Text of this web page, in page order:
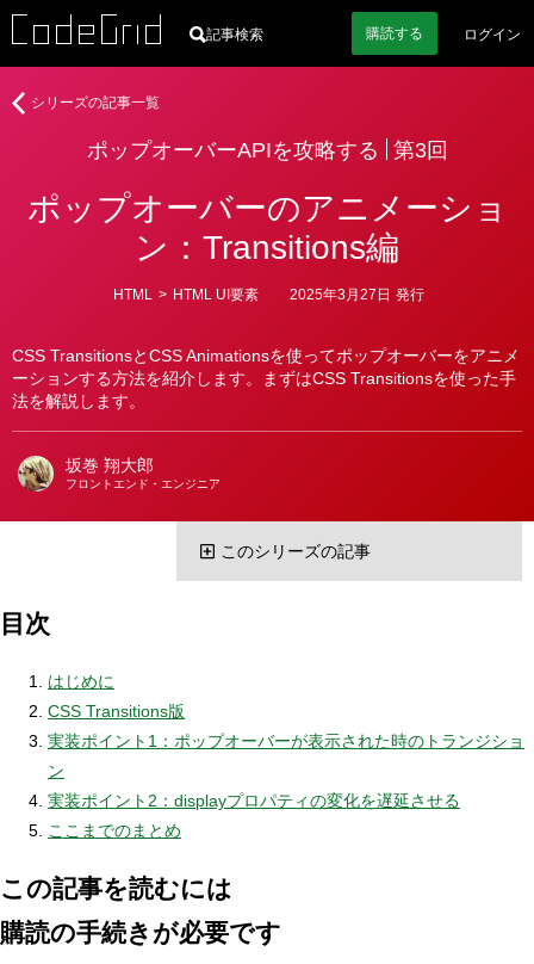
記事検索 購読する ログイン
ポップオーバーAPIを攻略する 第3回
ポップオーバーのアニメーショ
ン：Transitions編
CSS TransitionsとCSS Animationsを使ってポップオーバーをアニメ
ーションする方法を紹介します。まずはCSS Transitionsを使った手
法を解説します。
カ
ー
HTML > HTML UI要素 2025年3月27日 発行
者
坂巻 翔大郎
フロントエンド・エンジニア
ポ
ー
バ
略
す
る
シリーズの記事一覧
このシリーズの記事
目次
はじめに
CSS Transitions版
実装ポイント1：ポップオーバーが表示された時のトランジショ
ン
実装ポイント2：displayプロパティの変化を遅延させる
ここまでのまとめ
この記事を読むには
購読の手続きが必要です